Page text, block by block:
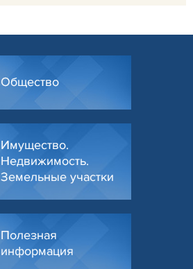
Общество
Имущество.
Недвижимость.
Земельные участки
Полезная
информация